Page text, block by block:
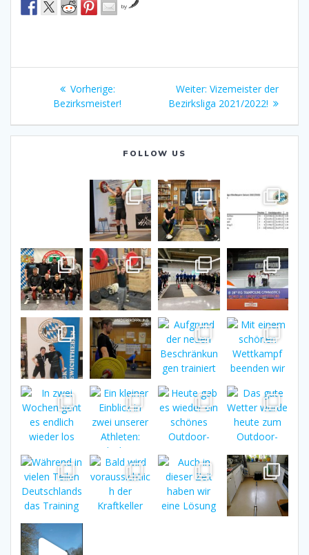
by
Beitragsnavigation
Vorherige:Vorheriger
Beitrag:
Bezirksmeister!
Weiter: Nächster
Beitrag:
Vizemeister der
Bezirksliga 2021/2022!
FOLLOW US